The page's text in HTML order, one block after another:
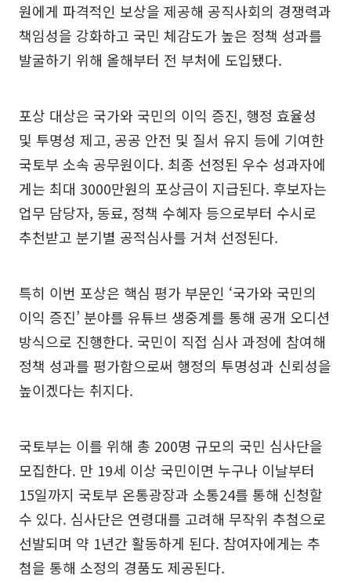
원에게 파격적인 보상을 제공해 공직사회의 경쟁력과
책임성을 강화하고 국민 체감도가 높은 정책 성과를
발굴하기 위해 올해부터 전 부처에 도입됐다.
포상 대상은 국가와 국민의 이익 증진, 행정 효율성
및 투명성 제고, 공공 안전 및 질서 유지 등에 기여한
국토부 소속 공무원이다. 최종 선정된 우수 성과자에
게는 최대 3000만원의 포상금이 지급된다. 후보자는
업무 담당자, 동료, 정책 수혜자 등으로부터 수시로
추천받고 분기별 공적심사를 거쳐 선정된다.
특히 이번 포상은 핵심 평가 부문인 ‘국가와 국민의
이익 증진’ 분야를 유튜브 생중계를 통해 공개 오디션
방식으로 진행한다. 국민이 직접 심사 과정에 참여해
정책 성과를 평가함으로써 행정의 투명성과 신뢰성을
높이겠다는 취지다.
국토부는 이를 위해 총 200명 규모의 국민 심사단을
모집한다. 만 19세 이상 국민이면 누구나 이날부터
15일까지 국토부 온통광장과 소통24를 통해 신청할
수 있다. 심사단은 연령대를 고려해 무작위 추첨으로
선발되며 약 1년간 활동하게 된다. 참여자에게는 추
첨을 통해 소정의 경품도 제공된다.